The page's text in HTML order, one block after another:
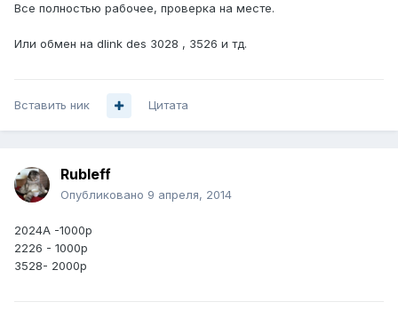
Все полностью рабочее, проверка на месте.
Или обмен на dlink des 3028 , 3526 и тд.
Вставить ник Цитата
Rubleff
Опубликовано 9 апреля, 2014
2024А -1000р
2226 - 1000р
3528- 2000р